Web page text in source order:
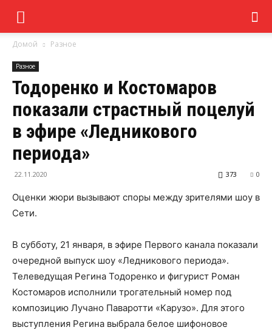
Домой Разное
Разное
Тодоренко и Костомаров
показали страстный поцелуй
в эфире «Ледникового
периода»
22.11.2020 0
373
Оценки жюри вызывают споры между зрителями шоу в
Сети.
В субботу, 21 января, в эфире Первого канала показали
очередной выпуск шоу «Ледникового периода».
Телеведущая Регина Тодоренко и фигурист Роман
Костомаров исполнили трогательный номер под
композицию Лучано Паваротти «Карузо». Для этого
выступления Регина выбрала белое шифоновое